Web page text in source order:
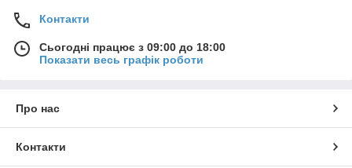
Контакти
Сьогодні працює з 09:00 до 18:00
Показати весь графік роботи
Про нас
Контакти